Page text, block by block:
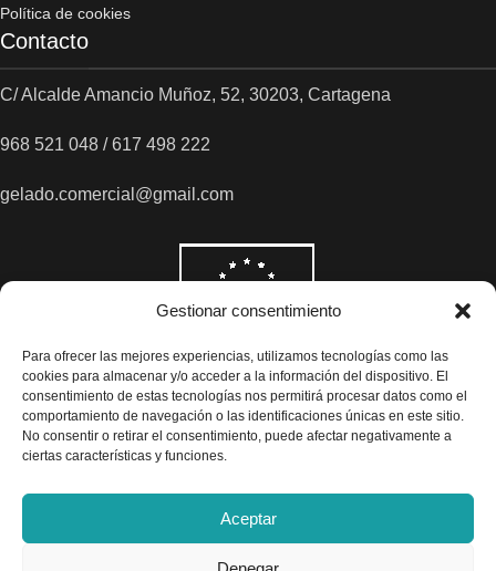
Gestionar consentimiento
Para ofrecer las mejores experiencias, utilizamos tecnologías como las
cookies para almacenar y/o acceder a la información del dispositivo. El
consentimiento de estas tecnologías nos permitirá procesar datos como el
comportamiento de navegación o las identificaciones únicas en este sitio.
No consentir o retirar el consentimiento, puede afectar negativamente a
ciertas características y funciones.
Aceptar
Política de cookies
Contacto
C/ Alcalde Amancio Muñoz, 52, 30203, Cartagena
968 521 048 / 617 498 222
gelado.comercial@gmail.com